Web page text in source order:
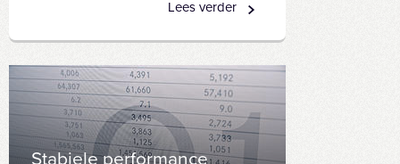
Lees verder
Stabiele performance